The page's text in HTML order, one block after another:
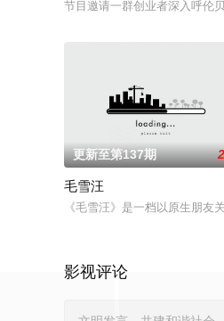
节目邀请一群创业者深入呼伦
更新至第137期
毛雪汪
《毛雪汪》是一档以原生朋友
影视评论